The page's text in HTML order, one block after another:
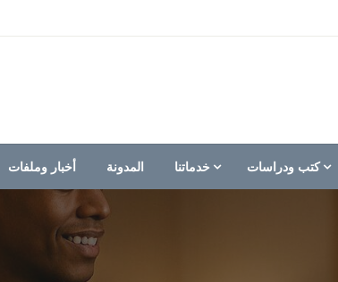
كتب ودراسات خدماتنا المدونة أخبار وملفات